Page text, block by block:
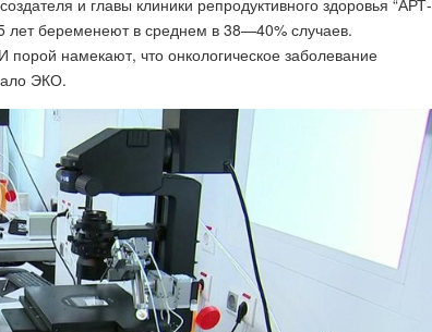
и главы клиники репродуктивного здоровья “АРТ-
беременеют в среднем в 38—40% случаев.
намекают, что онкологическое заболевание
ЭКО.